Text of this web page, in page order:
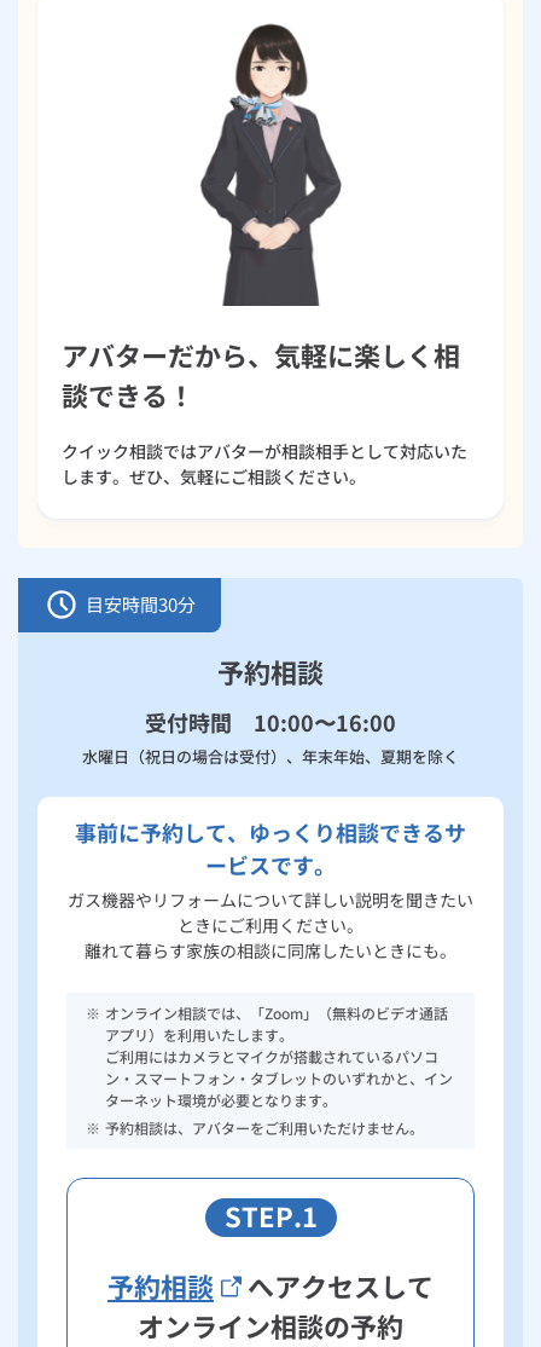
アバターだから、気軽に楽しく相
談できる！
クイック相談ではアバターが相談相手として対応いた
します。ぜひ、気軽にご相談ください。
目安時間30分
予約相談
受付時間 10:00〜16:00
水曜日（祝日の場合は受付）、年末年始、夏期を除く
事前に予約して、ゆっくり相談できるサ
ービスです。
ガス機器やリフォームについて詳しい説明を聞きたい
ときにご利用ください。
離れて暮らす家族の相談に同席したいときにも。
※ オンライン相談では、「Zoom」（無料のビデオ通話
アプリ）を利用いたします。
ご利用にはカメラとマイクが搭載されているパソコ
ン・スマートフォン・タブレットのいずれかと、イン
ターネット環境が必要となります。
※ 予約相談は、アバターをご利用いただけません。
STEP.1
予約相談
へアクセスして
オンライン相談の予約